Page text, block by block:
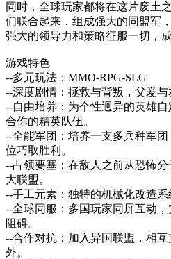
同时，全球玩家都将在这片废土
们联合起来，组成强大的同盟军
强大的领导力和策略征服一切，
游戏特色
--多元玩法：MMO-RPG-SLG
--深度剧情：拯救与背叛，父爱与
--自由培养：为个性迥异的英雄
合你的精英队伍。
--全能军团：培养一支多兵种军
位巧取胜利。
--占领要塞：在敌人之前从恐怖
大联盟。
--手工元素：独特的机械化改造系
--全球同服：多国玩家同屏互动
阻碍。
--合作对抗：加入异国联盟，相
外。